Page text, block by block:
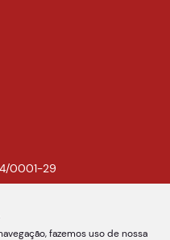
0001-29
fazemos uso de nossa